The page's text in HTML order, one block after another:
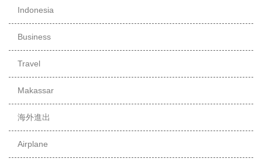
Indonesia
Business
Travel
Makassar
海外進出
Airplane